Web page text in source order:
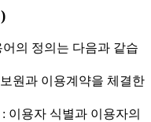
의 정의는 다음과 같습
원과 이용계약을 체결한
용자 식별과 이용자의